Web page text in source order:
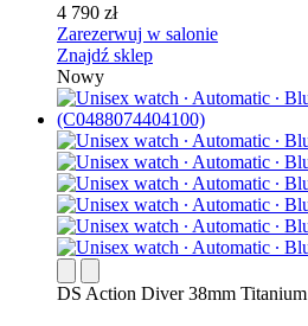
4 790 zł
Zarezerwuj w salonie
Znajdź sklep
Nowy
DS Action Diver 38mm Titanium